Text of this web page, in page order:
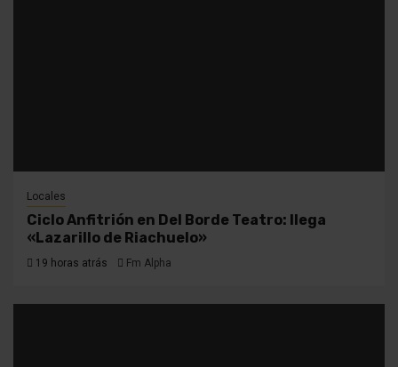
Locales
Ciclo Anfitrión en Del Borde Teatro: llega
«Lazarillo de Riachuelo»
19 horas atrás Fm Alpha